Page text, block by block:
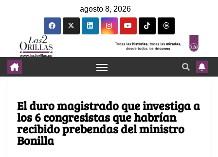
agosto 8, 2026
El duro magistrado que investiga a
los 6 congresistas que habrían
recibido prebendas del ministro
Bonilla